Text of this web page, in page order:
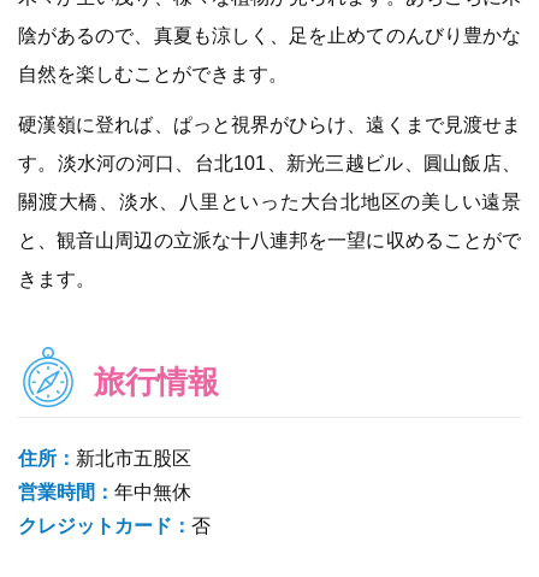
陰があるので、真夏も涼しく、足を止めてのんびり豊かな
自然を楽しむことができます。
硬漢嶺に登れば、ぱっと視界がひらけ、遠くまで見渡せま
す。淡水河の河口、台北101、新光三越ビル、圓山飯店、
關渡大橋、淡水、八里といった大台北地区の美しい遠景
と、観音山周辺の立派な十八連邦を一望に収めることがで
きます。
旅行情報
住所： 新北市五股区
営業時間： 年中無休
クレジットカード： 否